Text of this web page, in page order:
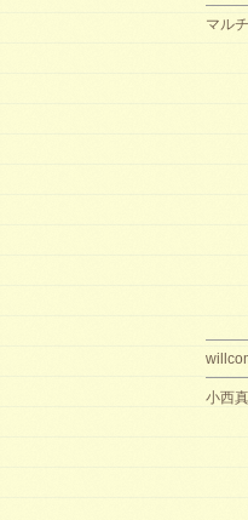
マル
小西